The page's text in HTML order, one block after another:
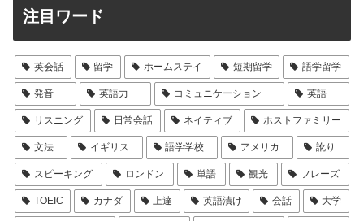
注目ワード
英会話 留学 ホームステイ 短期留学 語学留学
発音 英語力 コミュニケーション 英語
リスニング 日常会話 ネイティブ ホストファミリー
文法 イギリス 語学学校 アメリカ 訛り
スピーキング ロンドン 単語 観光 フレーズ
TOEIC カナダ 上達 英語漬け 会話 大学